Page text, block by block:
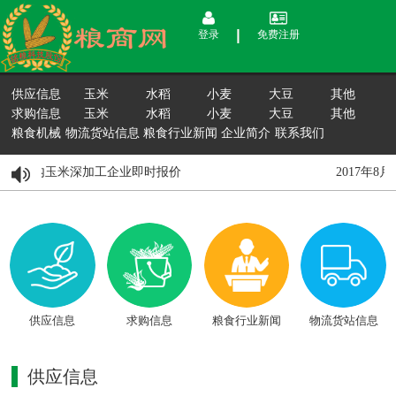
登录 免费注册
供应信息 玉米 水稻 小麦 大豆
其他
求购信息
玉米 水稻 小麦 大豆
其他
粮食机械 物流货站信息 粮食行业新闻 企业简介 联系我们
日国内玉米深加工企业即时报价 2017年8
供应信息 求购信息 粮食行业新闻 物流货站信息
供应信息